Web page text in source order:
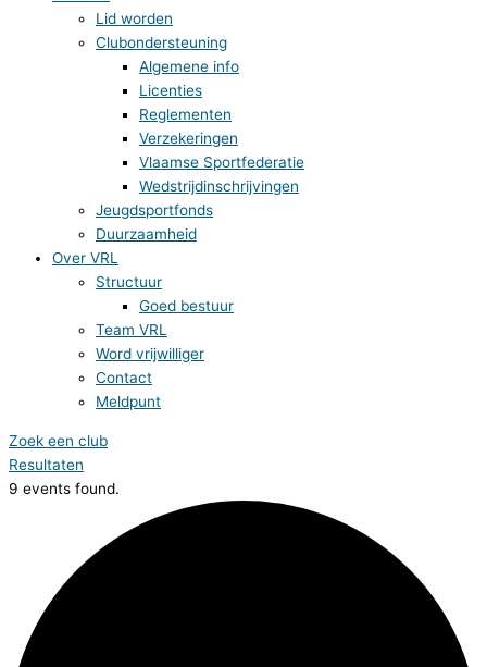
Lid worden
Clubondersteuning
Algemene info
Licenties
Reglementen
Verzekeringen
Vlaamse Sportfederatie
Wedstrijdinschrijvingen
Jeugdsportfonds
Duurzaamheid
Over VRL
Structuur
Goed bestuur
Team VRL
Word vrijwilliger
Contact
Meldpunt
Zoek een club
Resultaten
9 events found.